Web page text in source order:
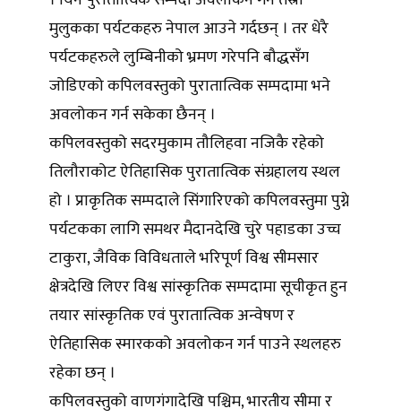
मुलुकका पर्यटकहरु नेपाल आउने गर्दछन् । तर धेरै
पर्यटकहरुले लुम्बिनीको भ्रमण गरेपनि बौद्धसँग
जोडिएको कपिलवस्तुको पुरातात्विक सम्पदामा भने
अवलोकन गर्न सकेका छैनन् ।
कपिलवस्तुको सदरमुकाम तौलिहवा नजिकै रहेको
तिलौराकोट ऐतिहासिक पुरातात्विक संग्रहालय स्थल
हो । प्राकृतिक सम्पदाले सिंगारिएको कपिलवस्तुमा पुग्ने
पर्यटकका लागि समथर मैदानदेखि चुरे पहाडका उच्च
टाकुरा, जैविक विविधताले भरिपूर्ण विश्व सीमसार
क्षेत्रदेखि लिएर विश्व सांस्कृतिक सम्पदामा सूचीकृत हुन
तयार सांस्कृतिक एवं पुरातात्विक अन्वेषण र
ऐतिहासिक स्मारकको अवलोकन गर्न पाउने स्थलहरु
रहेका छन् ।
कपिलवस्तुको वाणगंगादेखि पश्चिम, भारतीय सीमा र